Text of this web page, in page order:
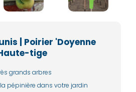
| Poirier 'Doyenne
tige
grands arbres
pépinière dans votre jardin